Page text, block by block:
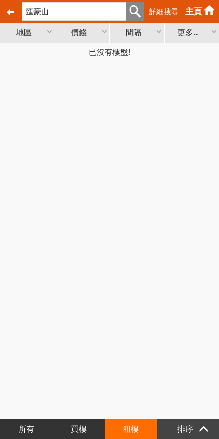
詳細搜尋 主頁
地區 價錢 間隔 更多...
已沒有樓盤!
所有 買樓 租樓 排序